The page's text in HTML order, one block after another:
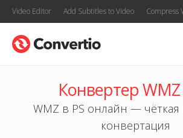
Video Editor Add Subtitles to Video Compress
Конвертер WMZ
WMZ в PS онлайн — чёткая
конвертация